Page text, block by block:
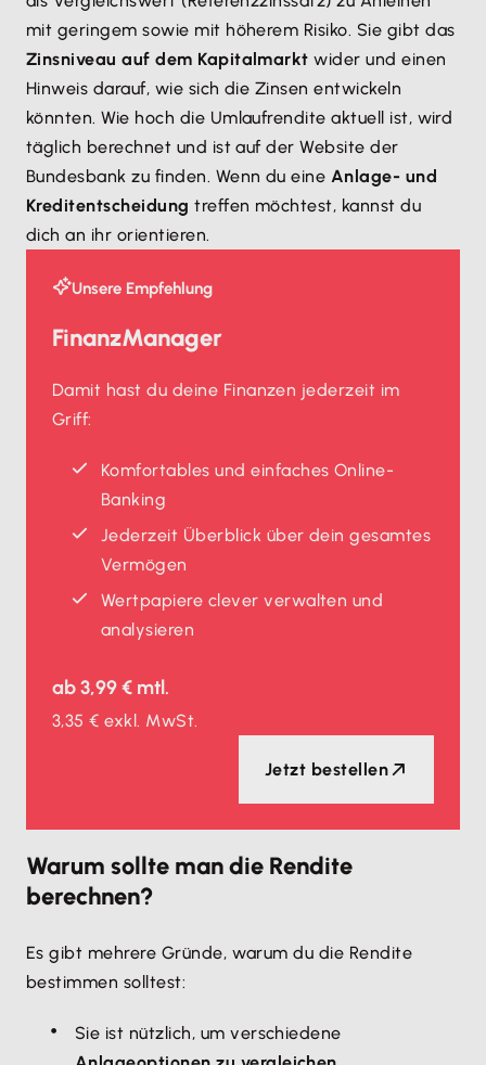
mit geringem sowie mit höherem Risiko. Sie gibt das
Zinsniveau auf dem Kapitalmarkt wider und einen
Hinweis darauf, wie sich die Zinsen entwickeln
könnten. Wie hoch die Umlaufrendite aktuell ist, wird
täglich berechnet und ist auf der Website der
Bundesbank zu finden. Wenn du eine Anlage- und
Kreditentscheidung treffen möchtest, kannst du
dich an ihr orientieren.
Unsere Empfehlung
FinanzManager
Damit hast du deine Finanzen jederzeit im
Griff:
Komfortables und einfaches Online-
Banking
Jederzeit Überblick über dein gesamtes
Vermögen
Wertpapiere clever verwalten und
analysieren
ab3,99 € mtl.
3,35 €exkl. MwSt.
Jetzt bestellen
Warum sollte man die Rendite
berechnen?
Es gibt mehrere Gründe, warum du die Rendite
bestimmen solltest:
Sie ist nützlich, um verschiedene